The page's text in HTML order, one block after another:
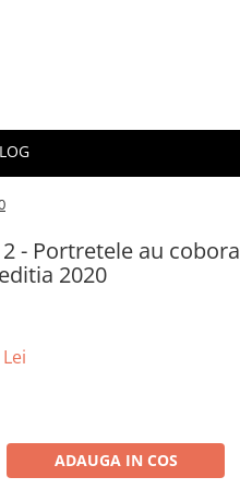
- Portretele au
2020
ADAUGA IN COS